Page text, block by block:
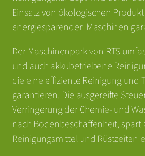
REFERENZEN
Einsatz von ökologischen
energiesparenden Maschinen
Der Maschinenpark von RTS
und auch akkubetriebene
die eine effiziente Reinigung und
garantieren. Die ausgereifte
Verringerung der Chemie- und
nach Bodenbeschaffenheit, spart
Reinigungsmittel und Rüstzeiten